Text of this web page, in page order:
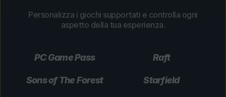
Personalizza i giochi supportati e controlla ogni
aspetto della tua esperienza.
PC Game Pass Raft
Sons of The Forest Starfield